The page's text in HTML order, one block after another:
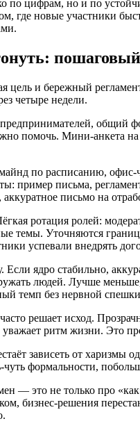
по цифрам, но и по
где новые участники
цель и бережный
четыре недели.
общий
помочь. Мини‑анкета
по расписанию,
пример письма,
письмо на
ротация ролей:
темы. Уточняются
успевали внедрять
ядро стабильно,
людей. Лучше
темп без нервной
решает исход.
ритм жизни. Это
зависеть от харизмы
формальности,
— это не только про
бизнес‑решения